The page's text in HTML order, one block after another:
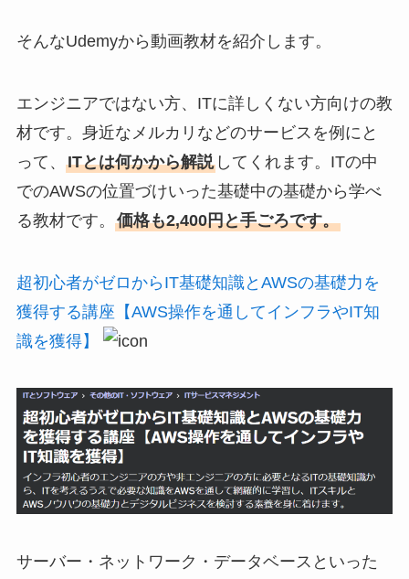
そんなUdemyから動画教材を紹介します。
エンジニアではない方、ITに詳しくない方向けの教
材です。身近なメルカリなどのサービスを例にと
って、 ITとは何かから解説してくれます。ITの中
でのAWSの位置づけいった基礎中の基礎から学べ
る教材です。 価格も2,400円と手ごろです。
超初心者がゼロからIT基礎知識とAWSの基礎力を
獲得する講座【AWS操作を通してインフラやIT知
識を獲得】
サーバー・ネットワーク・データベースといった